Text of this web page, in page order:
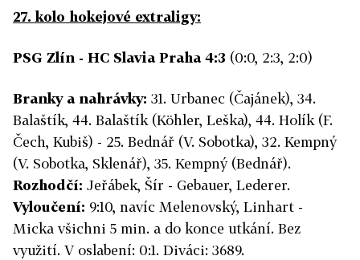
27. kolo hokejové extraligy:
PSG Zlín - HC Slavia Praha 4:3 (0:0, 2:3, 2:0)
Branky a nahrávky: 31. Urbanec (Čajánek), 34.
Balaštík, 44. Balaštík (Köhler, Leška), 44. Holík (F.
Čech, Kubiš) - 25. Bednář (V. Sobotka), 32. Kempný
(V. Sobotka, Sklenář), 35. Kempný (Bednář).
Rozhodčí: Jeřábek, Šír - Gebauer, Lederer.
Vyloučení: 9:10, navíc Melenovský, Linhart -
Micka všichni 5 min. a do konce utkání. Bez
využití. V oslabení: 0:1. Diváci: 3689.